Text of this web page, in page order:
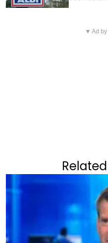
DE VALSTRIK▼ Ad by